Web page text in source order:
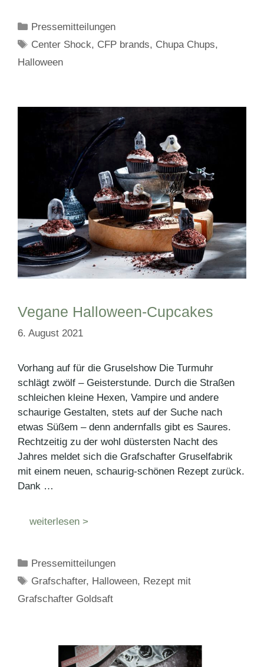
Kategorien
Pressemitteilungen
Schlagwörter
Center Shock, CFP brands, Chupa Chups,
Halloween
Vegane Halloween-Cupcakes
6. August 2021
Vorhang auf für die Gruselshow Die Turmuhr
schlägt zwölf – Geisterstunde. Durch die Straßen
schleichen kleine Hexen, Vampire und andere
schaurige Gestalten, stets auf der Suche nach
etwas Süßem – denn andernfalls gibt es Saures.
Rechtzeitig zu der wohl düstersten Nacht des
Jahres meldet sich die Grafschafter Gruselfabrik
mit einem neuen, schaurig-schönen Rezept zurück.
Dank …
weiterlesen >
Kategorien
Pressemitteilungen
Schlagwörter
Grafschafter, Halloween, Rezept mit
Grafschafter Goldsaft